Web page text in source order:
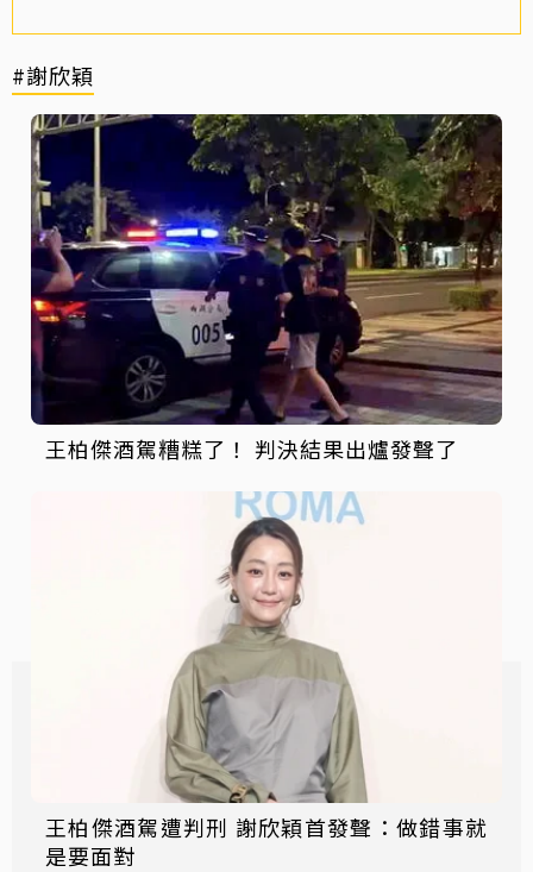
#謝欣穎
王柏傑酒駕糟糕了！ 判決結果出爐發聲了
王柏傑酒駕遭判刑 謝欣穎首發聲：做錯事就
是要面對